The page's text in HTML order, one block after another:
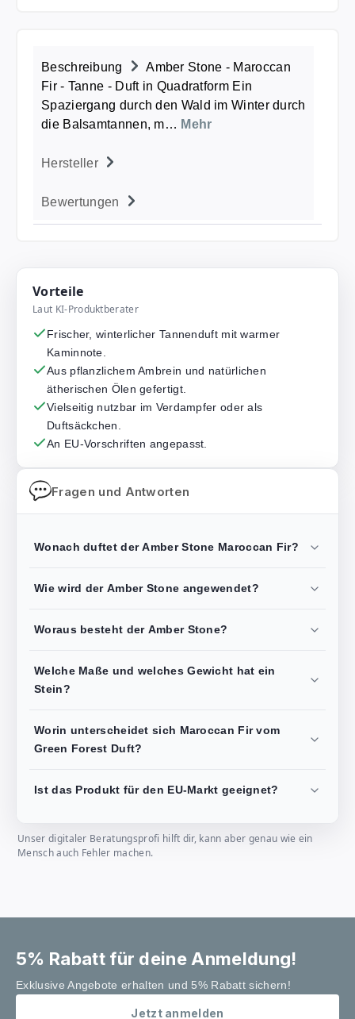
Beschreibung
Amber Stone - Maroccan
Fir - Tanne - Duft in Quadratform Ein
Spaziergang durch den Wald im Winter durch
die Balsamtannen, m… Mehr
Hersteller
Bewertungen
Vorteile
Laut KI-Produktberater
Frischer, winterlicher Tannenduft mit warmer
Kaminnote.
Aus pflanzlichem Ambrein und natürlichen
ätherischen Ölen gefertigt.
Vielseitig nutzbar im Verdampfer oder als
Duftsäckchen.
An EU-Vorschriften angepasst.
Fragen und Antworten
Wonach duftet der Amber Stone Maroccan Fir?
Wie wird der Amber Stone angewendet?
Woraus besteht der Amber Stone?
Welche Maße und welches Gewicht hat ein
Stein?
Worin unterscheidet sich Maroccan Fir vom
Green Forest Duft?
Ist das Produkt für den EU-Markt geeignet?
Unser digitaler Beratungsprofi hilft dir, kann aber genau wie ein
Mensch auch Fehler machen.
5% Rabatt für deine Anmeldung!
Exklusive Angebote erhalten und 5% Rabatt sichern!
Jetzt anmelden